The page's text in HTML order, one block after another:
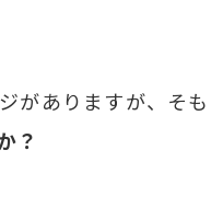
がありますが、そも
？